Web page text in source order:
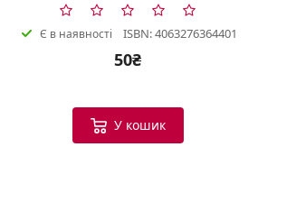
Є в наявності ISBN: 4063276364401
50₴
У кошик